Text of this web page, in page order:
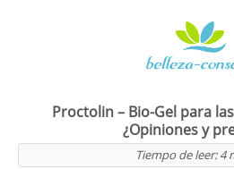
Proctolin – Bio-Gel para
¿Opiniones y
Tiempo de leer:4